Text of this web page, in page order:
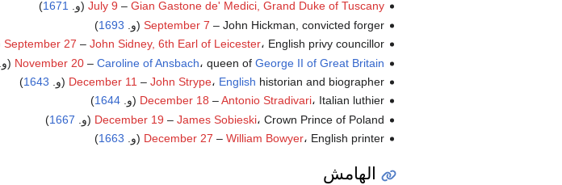
July 9 – Gian Gastone de' Medici, Grand Duke of Tuscany (و. 1671
)
September 7 – John Hickman, convicted forger (و. 1693
)
September 27 – John Sidney, 6th Earl of Leicester، English privy councillor (و.
November 20– Caroline of Ansbach، queen of George II of Great Britain (و.
December 11 – John Strype، English historian and biographer (و. 1643
)
December 18 –Antonio Stradivari، Italian luthier (و. 1644
)
December 19 – James Sobieski، Crown Prince of Poland (و. 1667
)
December 27 – William Bowyer، English printer (و. 1663
)
الهامش